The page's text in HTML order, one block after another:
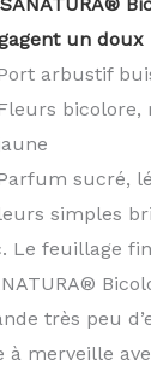
un
arbustif
sucré,
simples
Le feuillage
très peu
à merveille